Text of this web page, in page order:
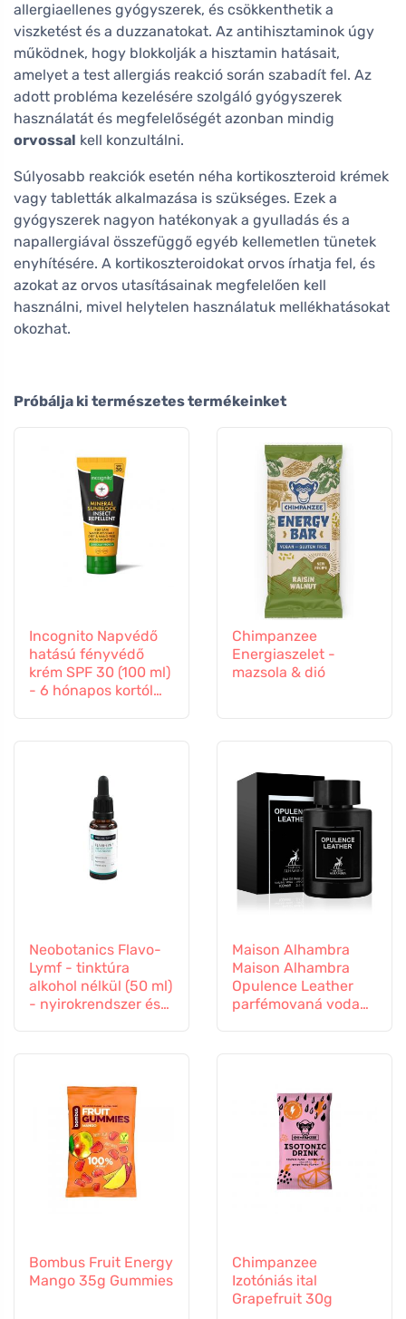
allergiaellenes gyógyszerek, és csökkenthetik a
viszketést és a duzzanatokat. Az antihisztaminok úgy
működnek, hogy blokkolják a hisztamin hatásait,
amelyet a test allergiás reakció során szabadít fel. Az
adott probléma kezelésére szolgáló gyógyszerek
használatát és megfelelőségét azonban mindig
orvossal kell konzultálni.
Súlyosabb reakciók esetén néha kortikoszteroid krémek
vagy tabletták alkalmazása is szükséges. Ezek a
gyógyszerek nagyon hatékonyak a gyulladás és a
napallergiával összefüggő egyéb kellemetlen tünetek
enyhítésére. A kortikoszteroidokat orvos írhatja fel, és
azokat az orvos utasításainak megfelelően kell
használni, mivel helytelen használatuk mellékhatásokat
okozhat.
Próbálja ki természetes termékeinket
Incognito Napvédő
hatású fényvédő
krém SPF 30 (100 ml)
- 6 hónapos kortól
Chimpanzee
Energiaszelet -
mazsola & dió
Neobotanics Flavo-
Lymf - tinktúra
alkohol nélkül (50 ml)
- nyirokrendszer és
Maison Alhambra
Maison Alhambra
Opulence Leather
parfémovaná voda
Bombus Fruit Energy
Mango 35g Gummies
Chimpanzee
Izotóniás ital
Grapefruit 30g